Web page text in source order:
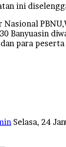
ini
Banyuasin
para
Selasa, 24